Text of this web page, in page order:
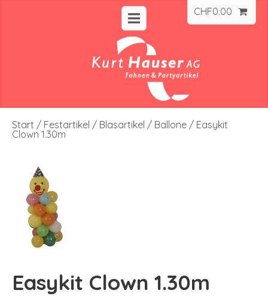
CHF0.00
Start / Festartikel / Blasartikel / Ballone / Easykit
Clown 1.30m
Easykit Clown 1.30m